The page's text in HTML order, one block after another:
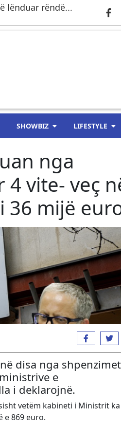
lënduar rëndë...
SHOWBIZ LIFESTYLE
nga
vite- veç
36 mijë
disa nga
e
i deklarojnë.
vetëm kabineti i Ministrit ka
e 869 euro.